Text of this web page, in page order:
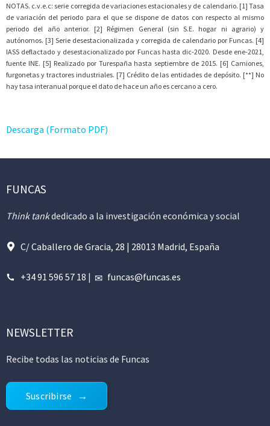
NOTAS. c.v.e.c: serie corregida de variaciones estacionales y de calendario. [1] Tasa
de variación del periodo para el que se dispone de datos con respecto al mismo
periodo del año anterior. [2] Régimen General (sin S.E. hogar ni agrario) y
autónomos. [3] Serie desestacionalizada y corregida de calendario por Funcas. [4]
IASS deflactado y desestacionalizado por Funcas hasta dic-2020. Desde ene-2021,
fuente INE. [5] Realizado por Turespaña hasta septiembre de 2015. [6] Camiones,
furgonetas y tractores industriales. [7] Crédito de las entidades de depósito. [**] No
hay tasa interanual porque el dato de hace un año es cercano a cero.
Descarga (Formato PDF)
FUNCAS
Think tankdedicado a la investigación económica y social
C/ Caballero de Gracia, 28 | 28013 Madrid, España
+34 91 596 57 18 | funcas@funcas.es
NEWSLETTER
Recibe todas las noticias de Funcas
Suscribirse